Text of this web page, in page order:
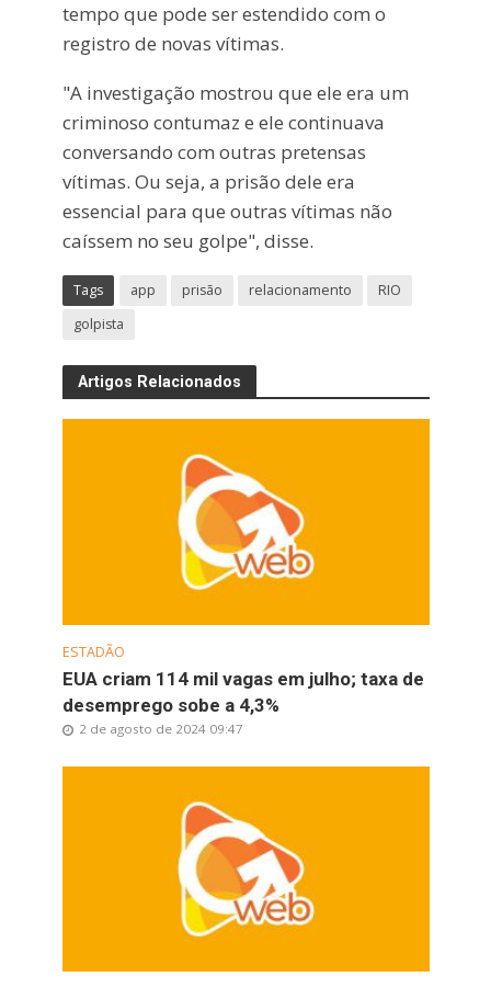
tempo que pode ser estendido com o
registro de novas vítimas.
"A investigação mostrou que ele era um
criminoso contumaz e ele continuava
conversando com outras pretensas
vítimas. Ou seja, a prisão dele era
essencial para que outras vítimas não
caíssem no seu golpe", disse.
Tags app prisão relacionamento
RIO
golpista
Artigos Relacionados
ESTADÃO
EUA criam 114 mil vagas em julho; taxa de
desemprego sobe a 4,3%
2 de agosto de 2024 09:47